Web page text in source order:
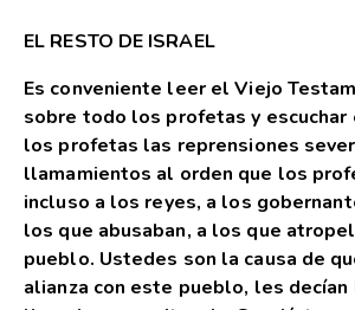
EL RESTO DE ISRAEL
Es conveniente leer el Viejo
sobre todo los profetas y escuchar
los profetas las reprensiones
llamamientos al orden que los
incluso a los reyes, a los
los que abusaban, a los que
pueblo. Ustedes son la causa de
alianza con este pueblo, les